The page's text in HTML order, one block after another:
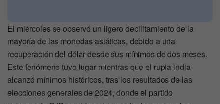
El miércoles se observó un ligero debilitamiento de la
mayoría de las monedas asiáticas, debido a una
recuperación del dólar desde sus mínimos de dos meses.
Este fenómeno tuvo lugar mientras que el rupia india
alcanzó mínimos históricos, tras los resultados de las
elecciones generales de 2024, donde el partido